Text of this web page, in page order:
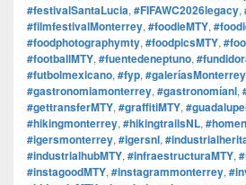
#festivalSantaLucia, #FIFAWC2026legacy,
#filmfestivalMonterrey, #foodieMTY,
#foodphotographymty, #foodpicsMTY,
#footballMTY, #fuentedeneptuno,
#futbolmexicano, #fyp, #galeríasMonterrey
#gastronomiamonterrey, #gastronomíanl,
#gettransferMTY, #graffitiMTY,
#hikingmonterrey, #hikingtrailsNL,
#igersmonterrey, #igersnl,
#industrialhubMTY, #infraestructuraMTY,
#instagoodMTY, #instagrammonterrey,